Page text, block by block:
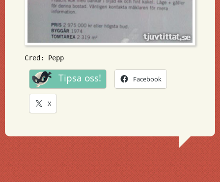
Cred: Pepp
Tipsa oss! Facebook
X